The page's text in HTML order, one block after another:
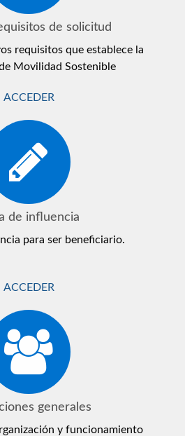
de solicitud
requisitos que establece la
Movilidad Sostenible
ACCEDER
de influencia
para ser beneficiario.
ACCEDER
generales
y funcionamiento